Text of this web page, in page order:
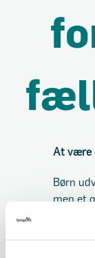
At være
Børn
men et